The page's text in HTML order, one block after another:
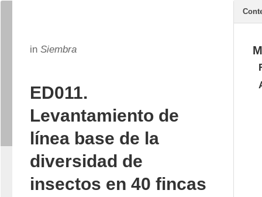
in Siembra
ED011.
Levantamiento de
línea base de la
diversidad de
insectos en 40 fincas